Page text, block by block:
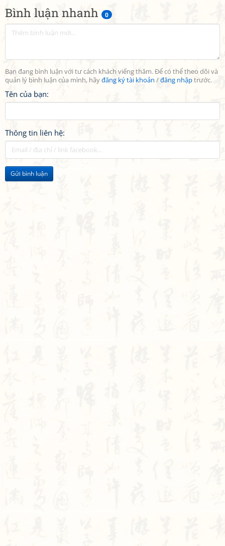
Bình luận nhanh 0
Bạn đang bình luận với tư cách khách viếng thăm. Để có thể theo dõi và
quản lý bình luận của mình, hãyđăng ký tài khoản /đăng nhậptrước.
Tên của bạn:
Thông tin liên hệ:
Gửi bình luận